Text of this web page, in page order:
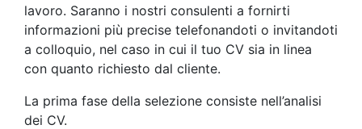
lavoro. Saranno i nostri consulenti a fornirti
informazioni più precise telefonandoti o invitandoti
a colloquio, nel caso in cui il tuo CV sia in linea
con quanto richiesto dal cliente.
La prima fase della selezione consiste nell’analisi
dei CV.